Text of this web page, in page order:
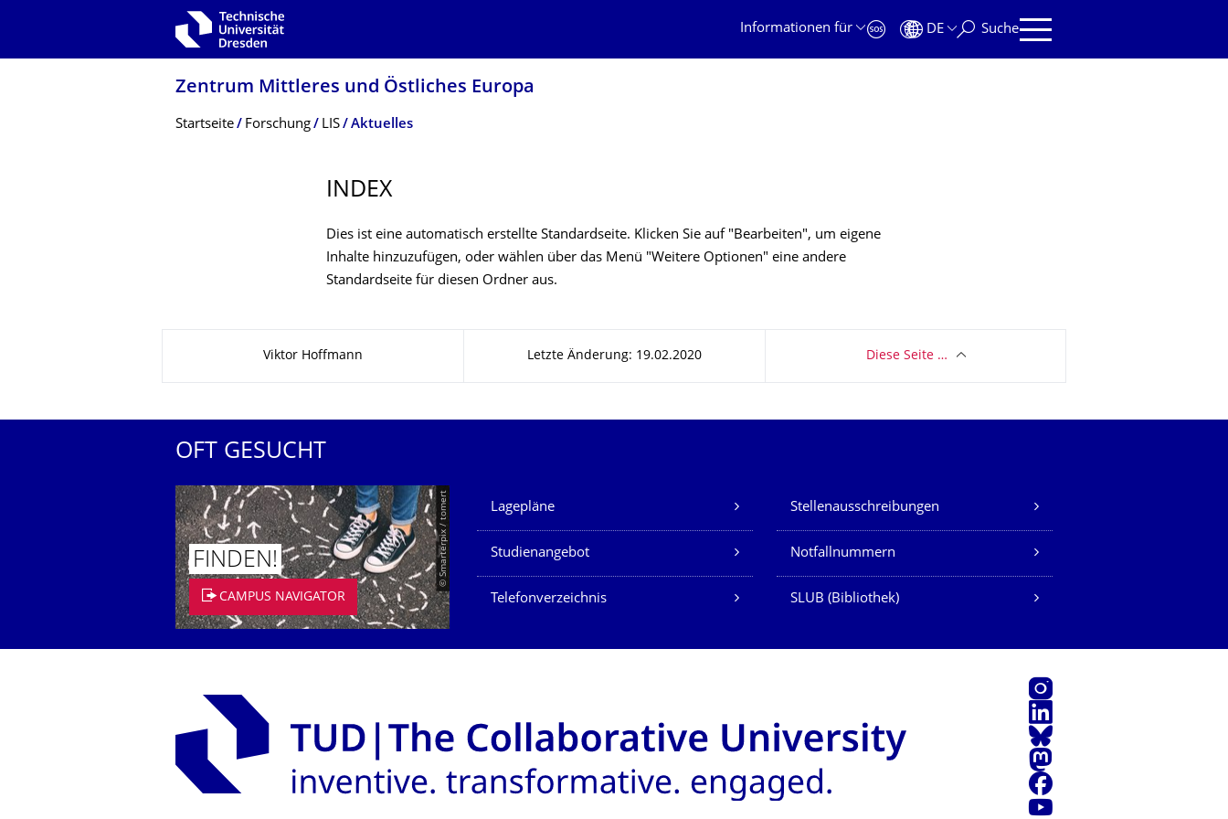
Zur Hauptnavigation springen
Informationen für
DE Suche
Zentrum Mittleres und Östliches Europa
Breadcrumb-Menü
Startseite Forschung LIS Aktuelles
INDEX
Dies ist eine automatisch erstellte Standardseite. Klicken Sie auf "Bearbeiten", um eigene
Inhalte hinzuzufügen, oder wählen über das Menü "Weitere Optionen" eine andere
Standardseite für diesen Ordner aus.
Viktor Hoffmann Letzte Änderung: 19.02.2020 Diese Seite …
OFT GESUCHT
© Smarterpix / tomert
FINDEN!
CAMPUS NAVIGATOR
Unsere Dienste
Lagepläne Stellenausschreibungen
Studienangebot Notfallnummern
Telefonverzeichnis SLUB (Bibliothek)
Instagram
LinkedIn
Bluesky
Mastodon
Facebook
Youtube